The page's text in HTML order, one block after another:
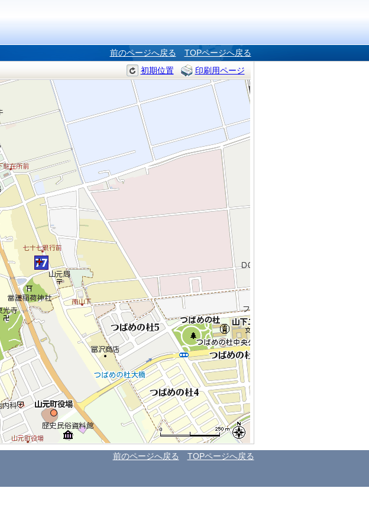
前のページへ戻る TOPページへ戻る
初期位置 印刷用ページ
前のページへ戻る TOPページへ戻る